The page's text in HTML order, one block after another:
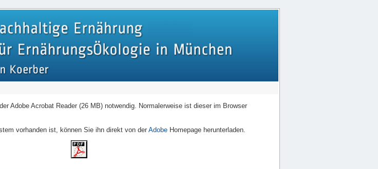
Adobe Acrobat Reader (26 MB) notwendig. Normalerweise ist dieser im Browser
vorhanden ist, können Sie ihn direkt von derAdobe Homepage herunterladen.